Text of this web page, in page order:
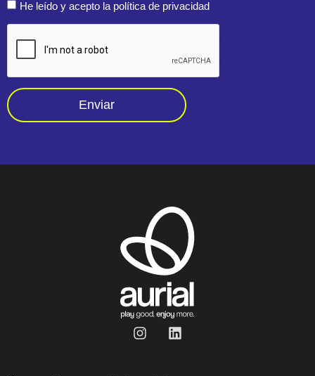
He leído y acepto la política de privacidad
Enviar